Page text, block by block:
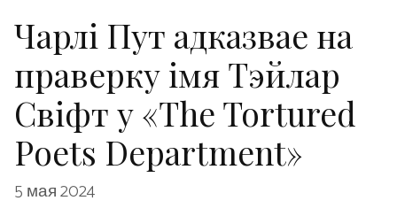
Чарлі Пут адказвае на
праверку імя Тэйлар
Свіфт у «The Tortured
Poets Department»
5 мая 2024